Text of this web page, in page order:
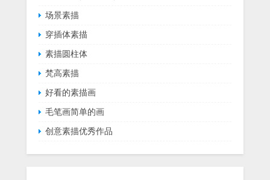
场景素描
穿插体素描
素描圆柱体
梵高素描
好看的素描画
毛笔画简单的画
创意素描优秀作品